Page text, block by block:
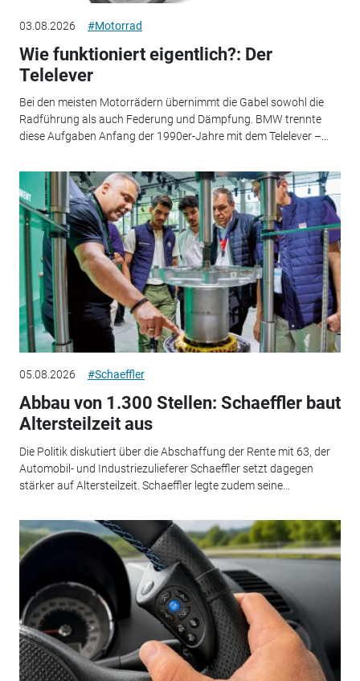
03.08.2026 #Motorrad
Wie funktioniert eigentlich?: Der
Telelever
Bei den meisten Motorrädern übernimmt die Gabel sowohl die
Radführung als auch Federung und Dämpfung. BMW trennte
diese Aufgaben Anfang der 1990er-Jahre mit dem Telelever –...
05.08.2026 #Schaeffler
Abbau von 1.300 Stellen: Schaeffler baut
Altersteilzeit aus
Die Politik diskutiert über die Abschaffung der Rente mit 63, der
Automobil- und Industriezulieferer Schaeffler setzt dagegen
stärker auf Altersteilzeit. Schaeffler legte zudem seine...